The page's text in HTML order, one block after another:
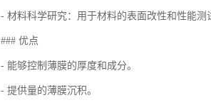
- 材料科学研究：用于材料的表面改性和性能测
### 优点
- 能够控制薄膜的厚度和成分。
- 提供量的薄膜沉积。